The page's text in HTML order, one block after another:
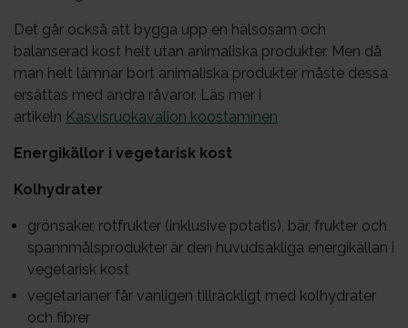
Det går också att bygga upp en hälsosam och
balanserad kost helt utan animaliska produkter. Men då
man helt lämnar bort animaliska produkter måste dessa
ersättas med andra råvaror. Läs mer i
artikeln Kasvisruokavalion koostaminen
Energikällor i vegetarisk kost
Kolhydrater
grönsaker, rotfrukter (inklusive potatis), bär, frukter och
spannmålsprodukter är den huvudsakliga energikällan i
vegetarisk kost
vegetarianer får vanligen tillräckligt med kolhydrater
och fibrer